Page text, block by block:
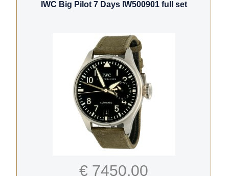
IWC Big Pilot 7 Days IW500901 full set
€ 7450,00